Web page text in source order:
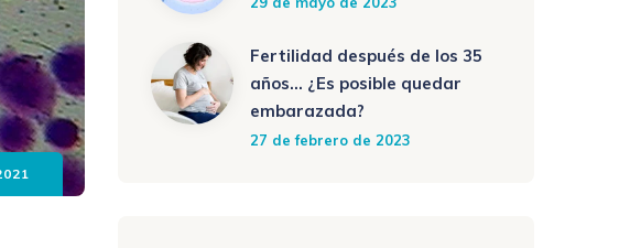
Fertilidad después de los 35
años… ¿Es posible quedar
embarazada?
27 de febrero de 2023